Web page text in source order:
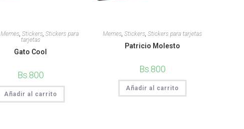
Memes, Stickers, Stickers para
tarjetas
Gato Cool
Bs.800
Añadir al carrito
Memes, Stickers, Stickers para tarjetas
Patricio Molesto
Bs.800
Añadir al carrito